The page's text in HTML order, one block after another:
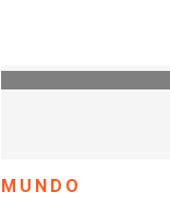
MUNDO